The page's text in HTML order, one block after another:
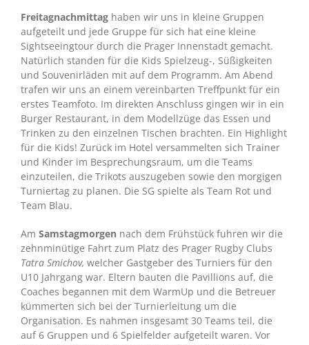
Freitagnachmittag haben wir uns in kleine Gruppen
aufgeteilt und jede Gruppe für sich hat eine kleine
Sightseeingtour durch die Prager Innenstadt gemacht.
Natürlich standen für die Kids Spielzeug-, Süßigkeiten
und Souvenirläden mit auf dem Programm. Am Abend
trafen wir uns an einem vereinbarten Treffpunkt für ein
erstes Teamfoto. Im direkten Anschluss gingen wir in ein
Burger Restaurant, in dem Modellzüge das Essen und
Trinken zu den einzelnen Tischen brachten. Ein Highlight
für die Kids! Zurück im Hotel versammelten sich Trainer
und Kinder im Besprechungsraum, um die Teams
einzuteilen, die Trikots auszugeben sowie den morgigen
Turniertag zu planen. Die SG spielte als Team Rot und
Team Blau.
Am Samstagmorgen nach dem Frühstück fuhren wir die
zehnminütige Fahrt zum Platz des Prager Rugby Clubs
Tatra Smichov, welcher Gastgeber des Turniers für den
U10 Jahrgang war. Eltern bauten die Pavillions auf, die
Coaches begannen mit dem WarmUp und die Betreuer
kümmerten sich bei der Turnierleitung um die
Organisation. Es nahmen insgesamt 30 Teams teil, die
auf 6 Gruppen und 6 Spielfelder aufgeteilt waren. Vor